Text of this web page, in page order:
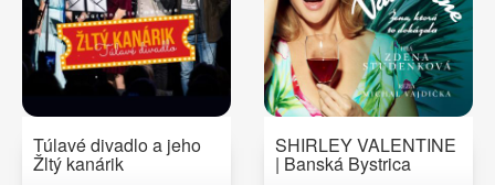
Túlavé divadlo a jeho
Žltý kanárik
SHIRLEY VALENTINE
| Banská Bystrica